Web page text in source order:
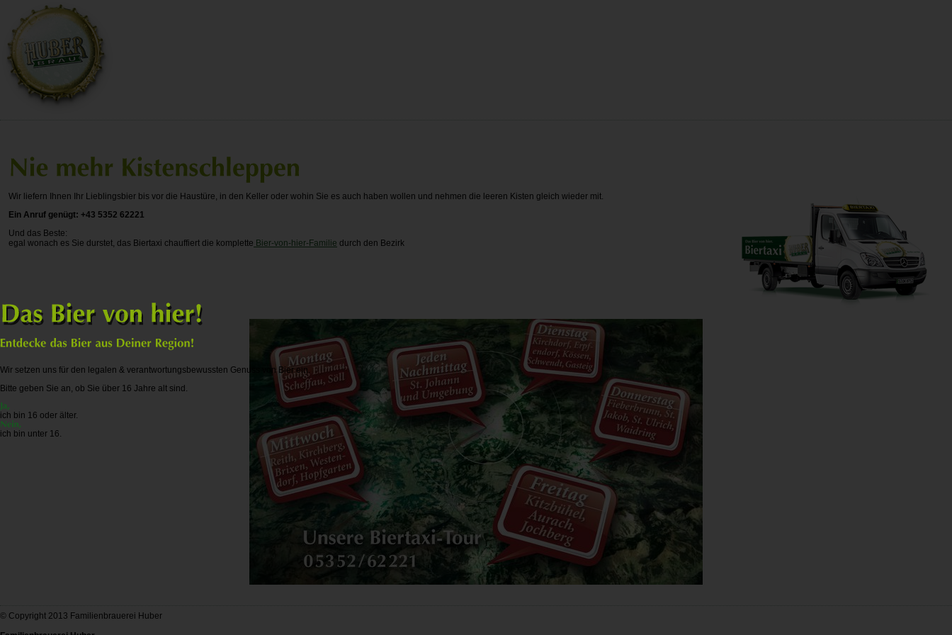
Wir liefern Ihnen Ihr Lieblingsbier bis vor die Haustüre, in den Keller oder wohin Sie es auch haben wollen und nehmen die leeren Kisten gleich wieder mit.
Ein Anruf genügt: +43 5352 62221
Und das Beste:
egal wonach es Sie durstet, das Biertaxi chauffiert die komplette Bier-von-hier-Familie durch den Bezirk
© Copyright 2013 Familienbrauerei Huber
Wir setzen uns für den legalen & verantwortungsbewussten Genuss von Bier ein.
Bitte geben Sie an, ob Sie über 16 Jahre alt sind.
ich bin 16 oder älter.
ich bin unter 16.